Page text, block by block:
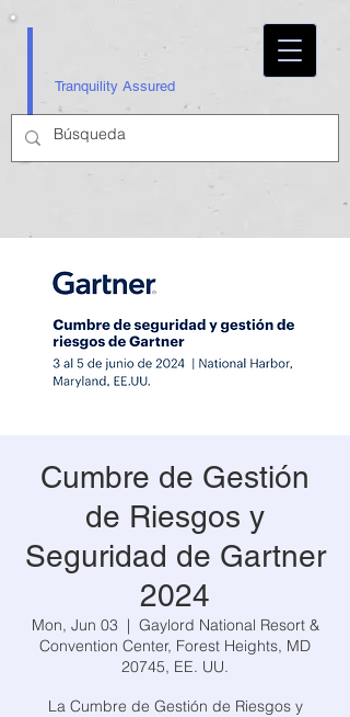
Tranquility Assured
Cumbre de Gestión
de Riesgos y
Seguridad de Gartner
2024
Mon, Jun 03
  |
Gaylord National Resort &
Convention Center, Forest Heights, MD
20745, EE. UU.
La Cumbre de Gestión de Riesgos y